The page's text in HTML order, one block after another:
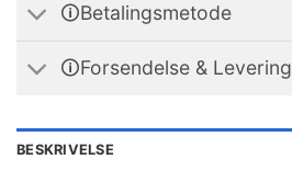
🛈Betalingsmetode
🛈Forsendelse & Levering
BESKRIVELSE